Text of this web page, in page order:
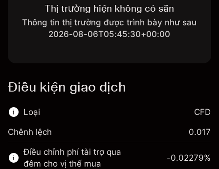
Thị trường hiện không có sẵn
Thông tin thị trường được trình bày như sau
2026-08-06T05:45:30+00:00
Điều kiện giao dịch
Loại
Thị trường tài chính này chỉ dành cho giao
dịch CFD.
CFD
Chênh lệch 0.017
Điều chỉnh phí tài trợ qua
đêm cho vị thế mua
-0.02279%